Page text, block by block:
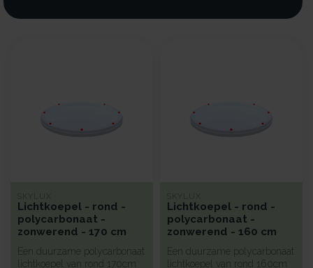
SKYLUX
Lichtkoepel - rond -
polycarbonaat -
zonwerend - 170 cm
Een duurzame polycarbonaat
lichtkoepel van rond 170cm
SKYLUX
Lichtkoepel - rond -
polycarbonaat -
zonwerend - 160 cm
Een duurzame polycarbonaat
lichtkoepel van rond 160cm